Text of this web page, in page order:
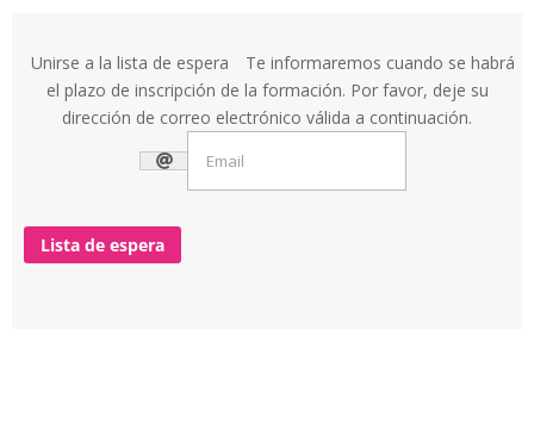
Unirse a la lista de espera
Te informaremos cuando se habrá
el plazo de inscripción de la formación. Por favor, deje su
dirección de correo electrónico válida a continuación.
Lista de espera